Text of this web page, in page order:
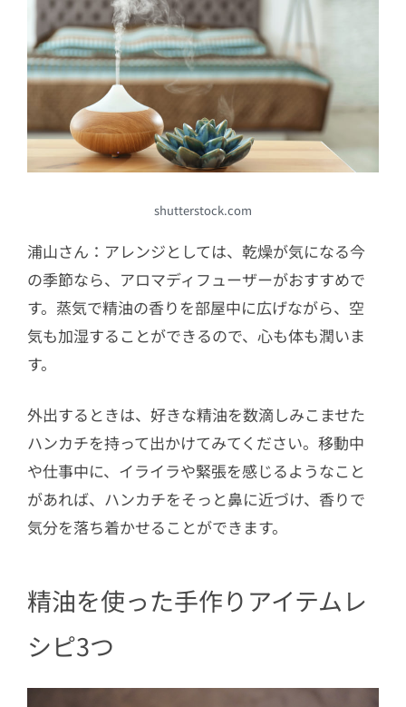
shutterstock.com
浦山さん：アレンジとしては、乾燥が気になる今
の季節なら、アロマディフューザーがおすすめで
す。蒸気で精油の香りを部屋中に広げながら、空
気も加湿することができるので、心も体も潤いま
す。
外出するときは、好きな精油を数滴しみこませた
ハンカチを持って出かけてみてください。移動中
や仕事中に、イライラや緊張を感じるようなこと
があれば、ハンカチをそっと鼻に近づけ、香りで
気分を落ち着かせることができます。
精油を使った手作りアイテムレ
シピ3つ